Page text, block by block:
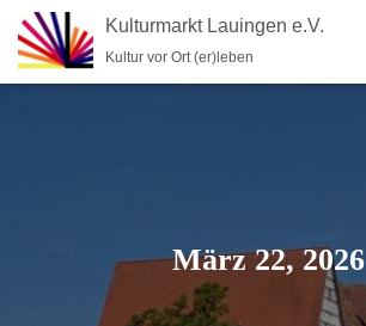
Kulturmarkt Lauingen e.V.
Kultur vor Ort (er)leben
März 22, 2026